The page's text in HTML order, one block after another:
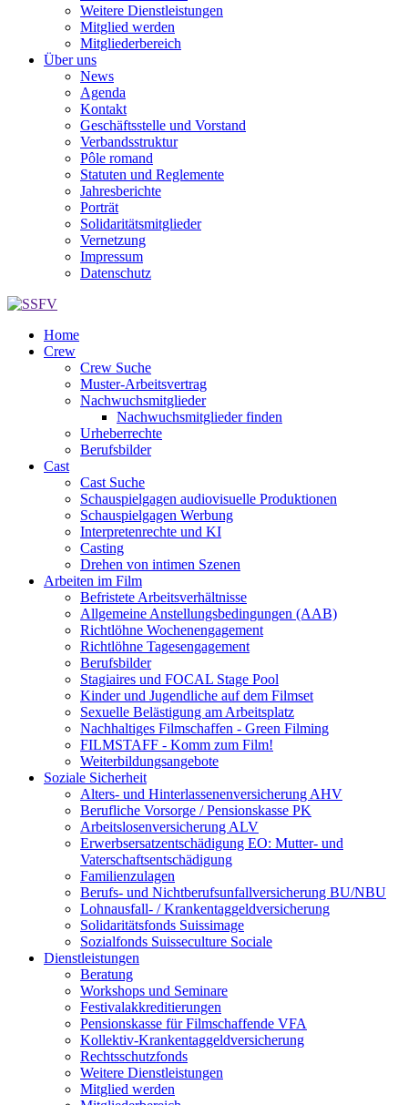
Weitere Dienstleistungen
Mitglied werden
Mitgliederbereich
Über uns
News
Agenda
Kontakt
Geschäftsstelle und Vorstand
Verbandsstruktur
Pôle romand
Statuten und Reglemente
Jahresberichte
Porträt
Solidaritätsmitglieder
Vernetzung
Impressum
Datenschutz
Home
Crew
Crew Suche
Muster-Arbeitsvertrag
Nachwuchsmitglieder
Nachwuchsmitglieder finden
Urheberrechte
Berufsbilder
Cast
Cast Suche
Schauspielgagen audiovisuelle Produktionen
Schauspielgagen Werbung
Interpretenrechte und KI
Casting
Drehen von intimen Szenen
Arbeiten im Film
Befristete Arbeitsverhältnisse
Allgemeine Anstellungsbedingungen (AAB)
Richtlöhne Wochenengagement
Richtlöhne Tagesengagement
Berufsbilder
Stagiaires und FOCAL Stage Pool
Kinder und Jugendliche auf dem Filmset
Sexuelle Belästigung am Arbeitsplatz
Nachhaltiges Filmschaffen - Green Filming
FILMSTAFF - Komm zum Film!
Weiterbildungsangebote
Soziale Sicherheit
Alters- und Hinterlassenenversicherung AHV
Berufliche Vorsorge / Pensionskasse PK
Arbeitslosenversicherung ALV
Erwerbsersatzentschädigung EO: Mutter- und
Vaterschaftsentschädigung
Familienzulagen
Berufs- und Nichtberufsunfallversicherung BU/NBU
Lohnausfall- / Krankentaggeldversicherung
Solidaritätsfonds Suissimage
Sozialfonds Suisseculture Sociale
Dienstleistungen
Beratung
Workshops und Seminare
Festivalakkreditierungen
Pensionskasse für Filmschaffende VFA
Kollektiv-Krankentaggeldversicherung
Rechtsschutzfonds
Weitere Dienstleistungen
Mitglied werden